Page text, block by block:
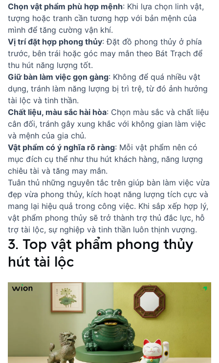
Chọn vật phẩm phù hợp mệnh: Khi lựa chọn linh vật,
tượng hoặc tranh cần tương hợp với bản mệnh của
mình để tăng cường vận khí.
Vị trí đặt hợp phong thủy: Đặt đồ phong thủy ở phía
trước, bên trái hoặc góc may mắn theo Bát Trạch để
thu hút năng lượng tốt.
Giữ bàn làm việc gọn gàng: Không để quá nhiều vật
dụng, tránh làm năng lượng bị trì trệ, từ đó ảnh hưởng
tài lộc và tinh thần.
Chất liệu, màu sắc hài hòa: Chọn màu sắc và chất liệu
cân đối, tránh gây xung khắc với không gian làm việc
và mệnh của gia chủ.
Vật phẩm có ý nghĩa rõ ràng: Mỗi vật phẩm nên có
mục đích cụ thể như thu hút khách hàng, năng lượng
chiêu tài và tăng may mắn.
Tuân thủ những nguyên tắc trên giúp bàn làm việc vừa
đẹp vừa phong thủy, kích hoạt năng lượng tích cực và
mang lại hiệu quả trong công việc. Khi sắp xếp hợp lý,
vật phẩm phong thủy sẽ trở thành trợ thủ đắc lực, hỗ
trợ tài lộc, sự nghiệp và tinh thần luôn thịnh vượng.
3. Top vật phẩm phong thủy
hút tài lộc